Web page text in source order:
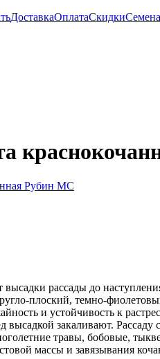
ДоставкаОплатаСкидки
рассады до
плоский, темно-
и устойчивость к
высадкой закаливают.
травы, бобовые,
массы и завязывания